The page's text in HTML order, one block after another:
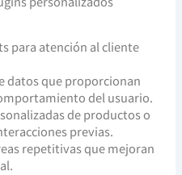
para atención al cliente
datos que proporcionan
del usuario.
de productos o
previas.
repetitivas que mejoran